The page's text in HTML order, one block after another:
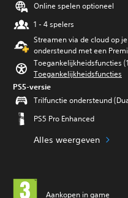
Online spelen optioneel
1 - 4 spelers
Streamen via de cloud op
ondersteund met een
Toegankelijkheidsfuncties
Toegankelijkheidsfuncties
PS5-versie
Trilfunctie ondersteund
PS5 Pro Enhanced
Alles weergeven
Aankopen in game